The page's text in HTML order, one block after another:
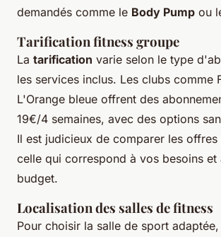
demandés comme le Body Pump ou
Tarification fitness groupe
La tarification varie selon le type
les services inclus. Les clubs comme
L'Orange bleue offrent des
19€/4 semaines, avec des options
Il est judicieux de comparer les
celle qui correspond à vos besoins et
budget.
Localisation des salles de fitness
Pour choisir la salle de sport